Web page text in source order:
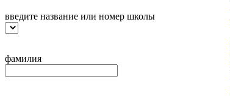
введите название или номер школы
фамилия